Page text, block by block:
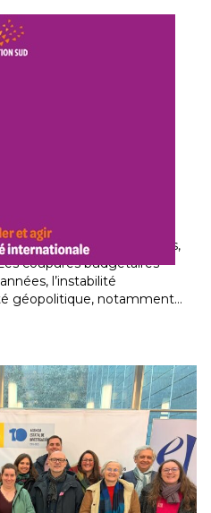
des difficultés profondes,
coupures budgétaires
l’instabilité
géopolitique, notamment…